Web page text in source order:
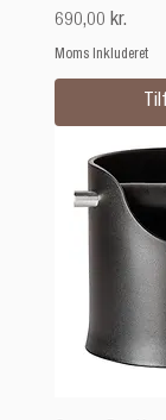
Pris
690,00 kr.
Moms Inkluderet